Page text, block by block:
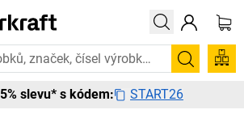
Vybrané bestsellery doručíme do 72 hodin.
Hledání
slevu* s kódem: START26